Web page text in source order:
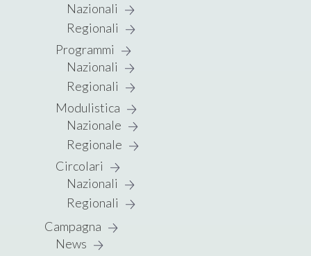
Nazionali
Regionali
Programmi
Nazionali
Regionali
Modulistica
Nazionale
Regionale
Circolari
Nazionali
Regionali
Campagna
News